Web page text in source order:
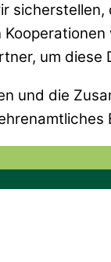
um diese
und die